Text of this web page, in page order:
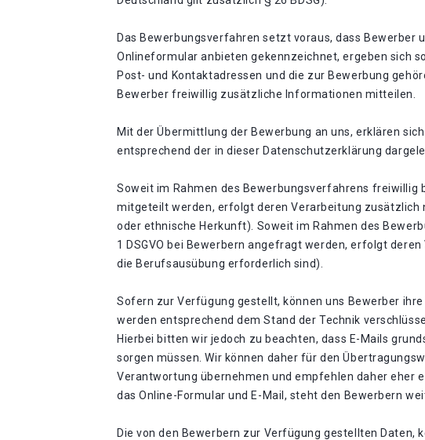
Das Bewerbungsverfahren setzt voraus, dass
Onlineformular anbieten gekennzeichnet, ergeben sich
Post- und Kontaktadressen und die zur Bewerbung
Bewerber freiwillig zusätzliche Informationen mitteilen.
Mit der Übermittlung der Bewerbung an uns, erklären
entsprechend der in dieser Datenschutzerklärung
Soweit im Rahmen des Bewerbungsverfahrens freiwillig
mitgeteilt werden, erfolgt deren Verarbeitung zusätzlich
oder ethnische Herkunft). Soweit im Rahmen des
1 DSGVO bei Bewerbern angefragt werden, erfolgt
die Berufsausübung erforderlich sind).
Sofern zur Verfügung gestellt, können uns Bewerber
werden entsprechend dem Stand der Technik
Hierbei bitten wir jedoch zu beachten, dass E-Mails
sorgen müssen. Wir können daher für den
Verantwortung übernehmen und empfehlen daher eher
das Online-Formular und E-Mail, steht den Bewerbern
Die von den Bewerbern zur Verfügung gestellten